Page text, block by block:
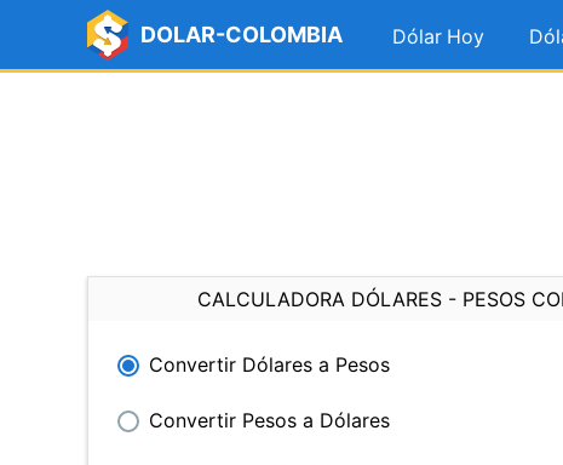
DOLAR-COLOMBIA Dólar Hoy
CALCULADORA DÓLARES - PESOS
Convertir Dólares a Pesos
Convertir Pesos a Dólares